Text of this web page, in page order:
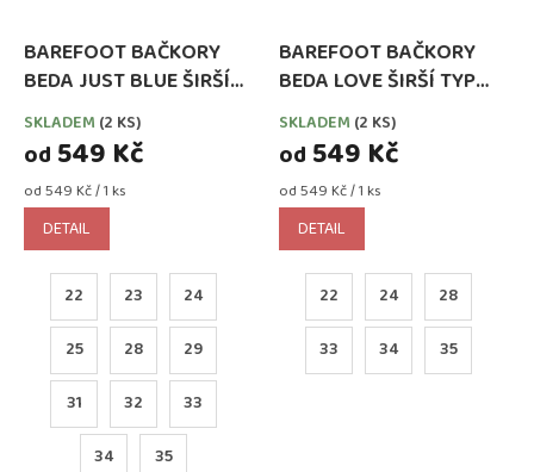
BAREFOOT BAČKORY
BEDA JUST BLUE ŠIRŠÍ
TYP NOVÝ STŘIH (BFN-
170020/W)
SKLADEM (2 KS)
od 549 Kč
Měrná
cena:
od 549 Kč / 1 ks
DETAIL
22 23 24
25 28 29
31 32 33
34 35
BAREFOOT BAČKORY
BEDA LOVE ŠIRŠÍ TYP
NOVÝ STŘIH (BFN-
170020/W)
SKLADEM (2 KS)
od 549 Kč
Měrná
cena:
od 549 Kč / 1 ks
DETAIL
22 24 28
33 34 35